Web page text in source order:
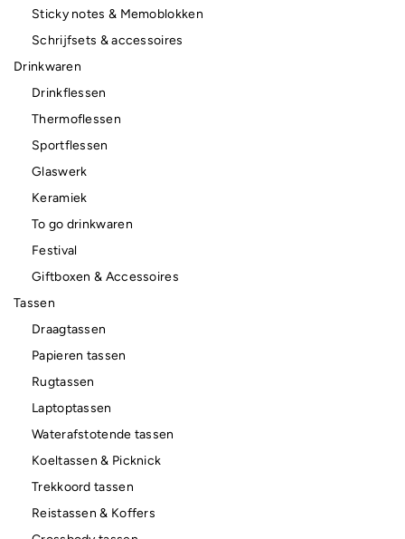
Sticky notes & Memoblokken
Schrijfsets & accessoires
Drinkwaren
Drinkflessen
Thermoflessen
Sportflessen
Glaswerk
Keramiek
To go drinkwaren
Festival
Giftboxen & Accessoires
Tassen
Draagtassen
Papieren tassen
Rugtassen
Laptoptassen
Waterafstotende tassen
Koeltassen & Picknick
Trekkoord tassen
Reistassen & Koffers